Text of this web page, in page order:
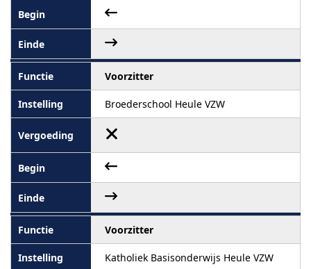
Voorzitter
Broederschool Heule VZW
Voorzitter
Katholiek Basisonderwijs Heule VZW